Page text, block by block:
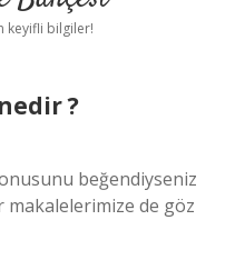
keyifli bilgiler!
?
beğendiyseniz
makalelerimize de göz